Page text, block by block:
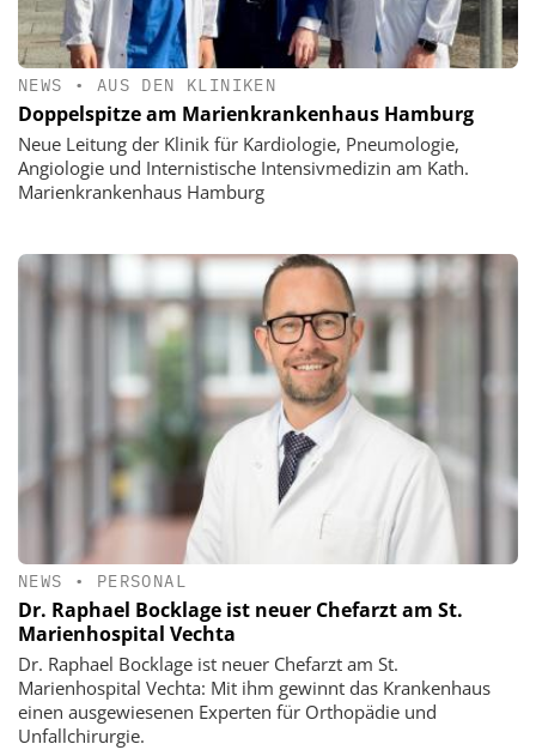
NEWS • AUS DEN KLINIKEN
Doppelspitze am Marienkrankenhaus Hamburg
Neue Leitung der Klinik für Kardiologie, Pneumologie,
Angiologie und Internistische Intensivmedizin am Kath.
Marienkrankenhaus Hamburg
NEWS • PERSONAL
Dr. Raphael Bocklage ist neuer Chefarzt am St.
Marienhospital Vechta
Dr. Raphael Bocklage ist neuer Chefarzt am St.
Marienhospital Vechta: Mit ihm gewinnt das Krankenhaus
einen ausgewiesenen Experten für Orthopädie und
Unfallchirurgie.